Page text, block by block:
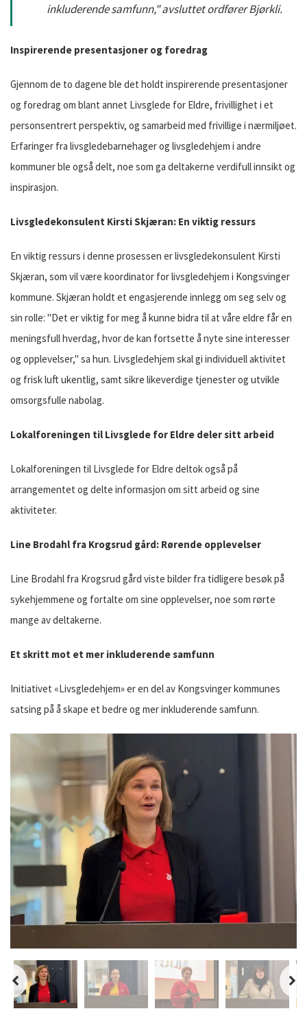
inkluderende samfunn," avsluttet ordfører Bjørkli.
Inspirerende presentasjoner og foredrag
Gjennom de to dagene ble det holdt inspirerende presentasjoner
og foredrag om blant annet Livsglede for Eldre, frivillighet i et
personsentrert perspektiv, og samarbeid med frivillige i nærmiljøet.
Erfaringer fra livsgledebarnehager og livsgledehjem i andre
kommuner ble også delt, noe som ga deltakerne verdifull innsikt og
inspirasjon.
Livsgledekonsulent Kirsti Skjæran: En viktig ressurs
En viktig ressurs i denne prosessen er livsgledekonsulent Kirsti
Skjæran, som vil være koordinator for livsgledehjem i Kongsvinger
kommune. Skjæran holdt et engasjerende innlegg om seg selv og
sin rolle: "Det er viktig for meg å kunne bidra til at våre eldre får en
meningsfull hverdag, hvor de kan fortsette å nyte sine interesser
og opplevelser," sa hun. Livsgledehjem skal gi individuell aktivitet
og frisk luft ukentlig, samt sikre likeverdige tjenester og utvikle
omsorgsfulle nabolag.
Lokalforeningen til Livsglede for Eldre deler sitt arbeid
Lokalforeningen til Livsglede for Eldre deltok også på
arrangementet og delte informasjon om sitt arbeid og sine
aktiviteter.
Line Brodahl fra Krogsrud gård: Rørende opplevelser
Line Brodahl fra Krogsrud gård viste bilder fra tidligere besøk på
sykehjemmene og fortalte om sine opplevelser, noe som rørte
mange av deltakerne.
Et skritt mot et mer inkluderende samfunn
Initiativet «Livsgledehjem» er en del av Kongsvinger kommunes
satsing på å skape et bedre og mer inkluderende samfunn.